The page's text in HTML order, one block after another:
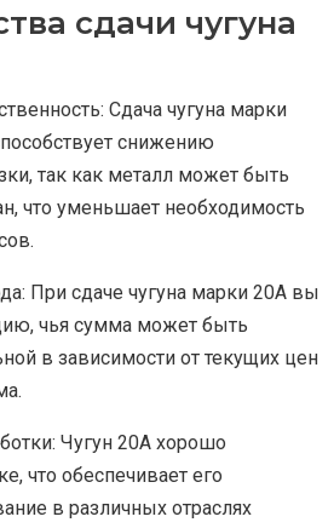
сдачи чугуна
Сдача чугуна марки
снижению
так как металл может быть
что уменьшает необходимость
При сдаче чугуна марки 20A вы
чья сумма может быть
в зависимости от текущих цен
Чугун 20A хорошо
что обеспечивает его
в различных отраслях